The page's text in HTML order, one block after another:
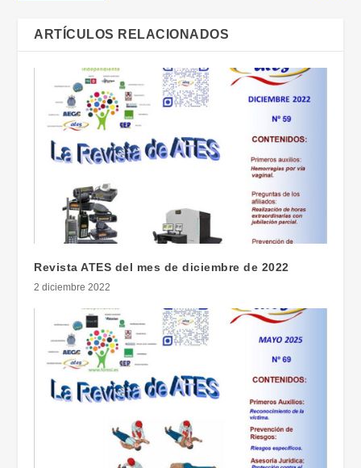
ARTÍCULOS RELACIONADOS
Revista ATES del mes de diciembre de 2022
2 diciembre 2022